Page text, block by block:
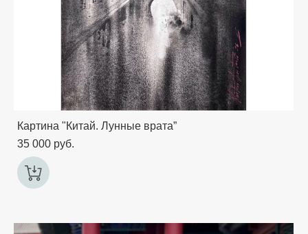
Картина "Китай. Лунные врата”
35 000 pуб.